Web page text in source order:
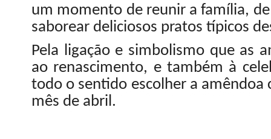
um momento de reunir a família,
saborear deliciosos pratos típicos
Pela ligação e simbolismo que as
ao renascimento, e também à
todo o sentido escolher a
mês de abril.